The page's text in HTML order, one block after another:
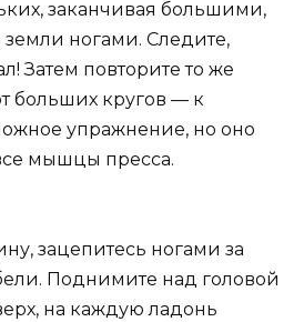
заканчивая большими,
земли ногами. Следите,
Затем повторите то же
больших кругов — к
упражнение, но оно
мышцы пресса.
зацепитесь ногами за
Поднимите над головой
на каждую ладонь